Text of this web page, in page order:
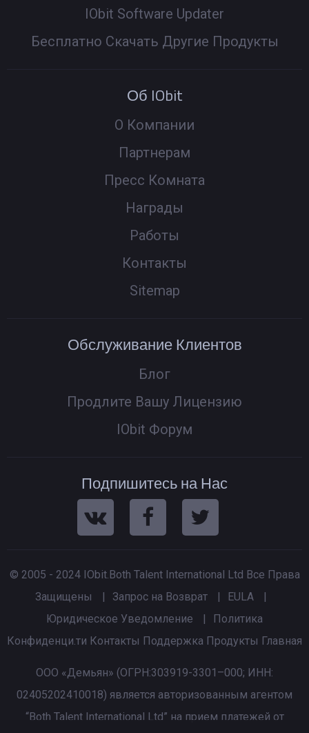
IObit Software Updater
Бесплатно Скачать Другие Продукты
Об IObit
О Компании
Партнерам
Пресс Комната
Награды
Работы
Контакты
Sitemap
Обслуживание Клиентов
Блог
Продлите Вашу Лицензию
IObit Форум
Подпишитесь на Нас
© 2005 - 2024 IObit.Both Talent International Ltd Все Права
Защищены
| Запрос на Возврат | EULA
|
Юридическое Уведомление
|
Политика
Конфиденци.ти Контакты Поддержка Продукты Главная
ООО «Демьян» (ОГРН:303919-3301–000; ИНН:
02405202410018) является авторизованным агентом
“Both Talent International Ltd” на прием платежей от